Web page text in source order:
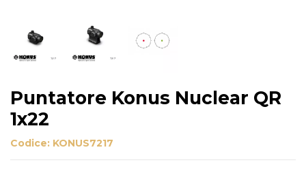
Puntatore Konus Nuclear QR
1x22
Codice: KONUS7217